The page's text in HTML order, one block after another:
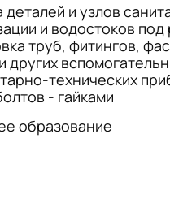
и узлов
и водостоков
труб, фитингов,
технических
- гайками
образование